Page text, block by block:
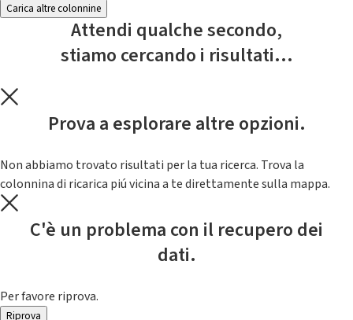
Carica altre colonnine
Attendi qualche secondo,
stiamo cercando i risultati...
Prova a esplorare altre opzioni.
Non abbiamo trovato risultati per la tua ricerca. Trova la
colonnina di ricarica piú vicina a te direttamente sulla mappa.
C'è un problema con il recupero dei
dati.
Per favore riprova.
Riprova